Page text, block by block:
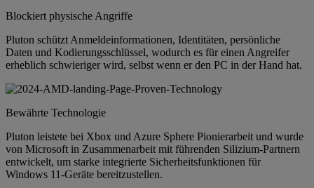
Blockiert physische Angriffe
Pluton schützt Anmeldeinformationen, Identitäten, persönliche
Daten und Kodierungsschlüssel, wodurch es für einen Angreifer
erheblich schwieriger wird, selbst wenn er den PC in der Hand hat.
Bewährte Technologie
Pluton leistete bei Xbox und Azure Sphere Pionierarbeit und wurde
von Microsoft in Zusammenarbeit mit führenden Silizium-Partnern
entwickelt, um starke integrierte Sicherheitsfunktionen für
Windows 11-Geräte bereitzustellen.